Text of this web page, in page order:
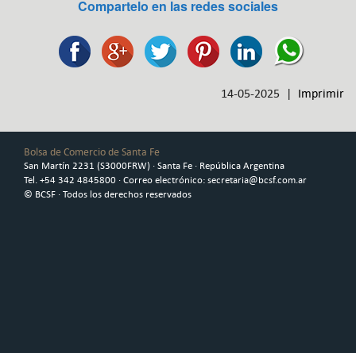
Compartelo en las redes sociales
14-05-2025 | Imprimir
Bolsa de Comercio de Santa Fe
San Martín 2231 (S3000FRW) · Santa Fe · República Argentina
Tel. +54 342 4845800 · Correo electrónico: secretaria@bcsf.com.ar
© BCSF · Todos los derechos reservados